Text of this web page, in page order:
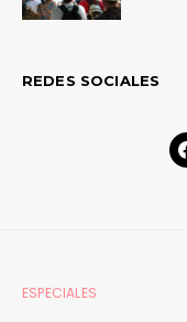
REDES SOCIALES
ESPECIALES